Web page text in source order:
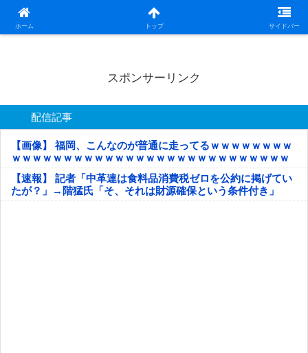
ホーム トップ サイドバー
日本第一！ニュース録
スポンサーリンク
配信記事
【画像】 福岡、こんなのが普通に走ってるｗｗｗｗｗｗｗｗ
ｗｗｗｗｗｗｗｗｗｗｗｗｗｗｗｗｗｗｗｗｗｗｗｗｗｗｗ
ｗｗｗｗｗ
【速報】 記者「中革連は食料品消費税ゼロを公約に掲げてい
たが？」→階猛氏「そ、それは財源確保という条件付き」